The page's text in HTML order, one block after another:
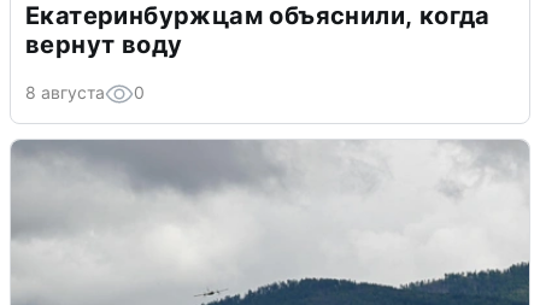
Екатеринбуржцам объяснили, когда
вернут воду
8 августа 0